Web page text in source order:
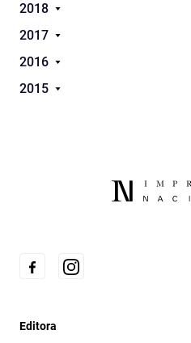
2018
2017
2016
2015
Editora